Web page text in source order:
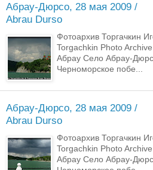
Абрау-Дюрсо, 28 мая 2009 /
Abrau Durso
Фотоархив Торгачкин
Torgachkin Photo
Абрау Село Абрау-
Черноморское побе...
Абрау-Дюрсо, 28 мая 2009 /
Abrau Durso
Фотоархив Торгачкин
Torgachkin Photo
Абрау Село Абрау-